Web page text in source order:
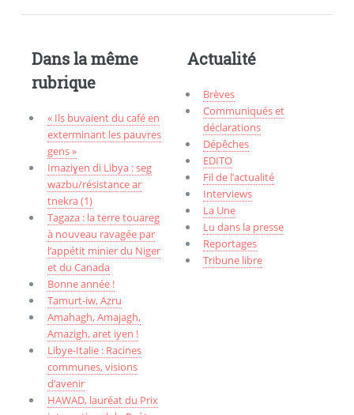
Dans la même
rubrique
« Ils buvaient du café en
exterminant les pauvres
gens »
Imaziɣen di Libya : seg
wazbu/résistance ar
tnekra (1)
Tagaza : la terre touareg
à nouveau ravagée par
l’appétit minier du Niger
et du Canada
Bonne année !
Tamurt-iw, Aẓru
Amahagh, Amajagh,
Amazigh, aret iyen !
Libye-Italie : Racines
communes, visions
d’avenir
HAWAD, lauréat du Prix
Actualité
Brèves
Communiqués et
déclarations
Dépêches
EDITO
Fil de l’actualité
Interviews
La Une
Lu dans la presse
Reportages
Tribune libre